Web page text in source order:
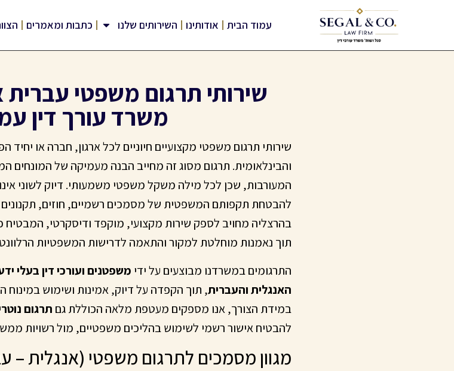
עמוד הבית אודותינו השירותים שלנו כתבות ומאמרים
שירותי תרגום משפטי עברית
משרד עורך דין
שירותי תרגום משפטי מקצועיים חיוניים לכל ארגון, חברה או
והבינלאומית. תרגום מסוג זה מחייב הבנה מעמיקה של המונחים
המעורבות, שכן לכל מילה משקל משפטי משמעותי. דיוק לשוני אינו
להבטחת תקפותם המשפטית של מסמכים רשמיים, חוזים, תקנונים
בהרצליה מחויב לספק שירות מקצועי, מוקפד ודיסקרטי,
תוך נאמנות מוחלטת למקור והתאמה לדרישות המשפטיות
התרגומים במשרדנו מבוצעים על ידי משפטנים ועורכי דין
האנגלית והעברית, תוך הקפדה על דיוק, אמינות ושימוש
במידת הצורך, אנו מספקים מעטפת מלאה הכוללת גם תרגום
להבטיח אישור רשמי לשימוש בהליכים משפטיים, מול רשויות
מגוון מסמכים לתרגום משפטי (אנגלית –